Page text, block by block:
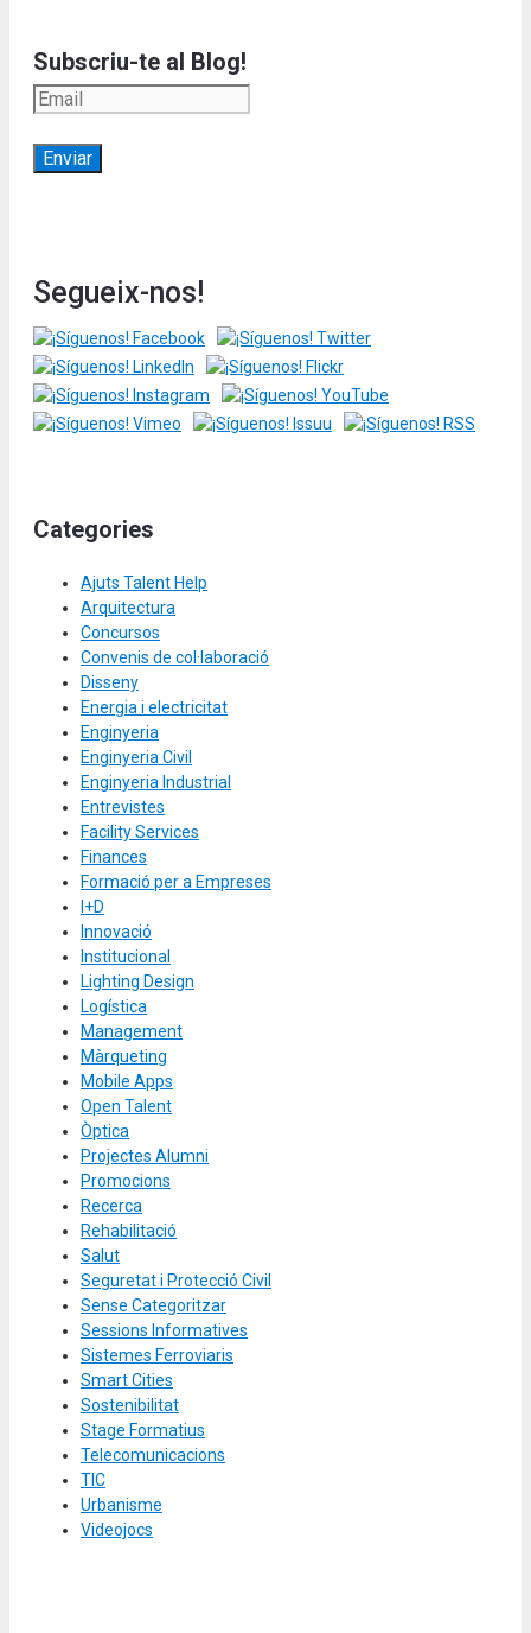
Subscriu-te al Blog!
Segueix-nos!
Categories
Ajuts Talent Help
Arquitectura
Concursos
Convenis de col·laboració
Disseny
Energia i electricitat
Enginyeria
Enginyeria Civil
Enginyeria Industrial
Entrevistes
Facility Services
Finances
Formació per a Empreses
I+D
Innovació
Institucional
Lighting Design
Logística
Management
Màrqueting
Mobile Apps
Open Talent
Òptica
Projectes Alumni
Promocions
Recerca
Rehabilitació
Salut
Seguretat i Protecció Civil
Sense Categoritzar
Sessions Informatives
Sistemes Ferroviaris
Smart Cities
Sostenibilitat
Stage Formatius
Telecomunicacions
TIC
Urbanisme
Videojocs